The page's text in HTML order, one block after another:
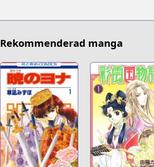
Bilibili
Manga UP!
https://global.manga-up.com/manga/
Official Site
Official Site
https://
Official Site
Official Site
http://www.jp.square-enix.com/
Rekommenderad manga